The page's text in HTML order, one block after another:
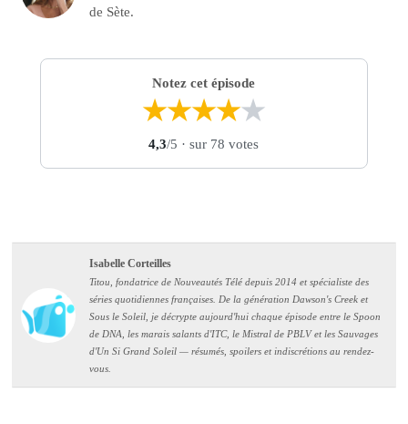
de Sète.
Notez cet épisode
★★★★★
4,3/5 · sur 78 votes
Isabelle Corteilles
Titou, fondatrice de Nouveautés Télé depuis 2014 et spécialiste des
séries quotidiennes françaises. De la génération Dawson's Creek et
Sous le Soleil, je décrypte aujourd'hui chaque épisode entre le Spoon
de DNA, les marais salants d'ITC, le Mistral de PBLV et les Sauvages
d'Un Si Grand Soleil — résumés, spoilers et indiscrétions au rendez-
vous.